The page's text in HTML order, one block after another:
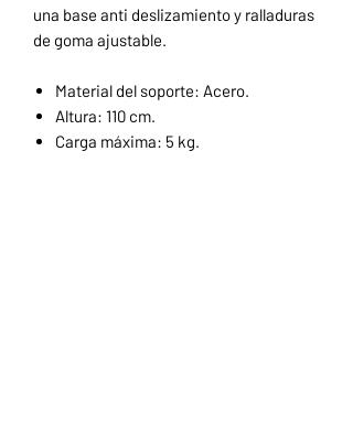
una base anti deslizamiento y ralladuras
de goma ajustable.
Material del soporte: Acero.
Altura: 110 cm.
Carga máxima: 5 kg.